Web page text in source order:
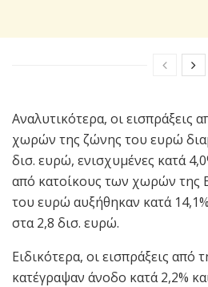
Αναλυτικότερα, οι εισπράξεις
χωρών της ζώνης του ευρώ
δισ. ευρώ, ενισχυμένες κατά
από κατοίκους των χωρών της
του ευρώ αυξήθηκαν κατά
στα 2,8 δισ. ευρώ.
Ειδικότερα, οι εισπράξεις από
κατέγραψαν άνοδο κατά 2,2%